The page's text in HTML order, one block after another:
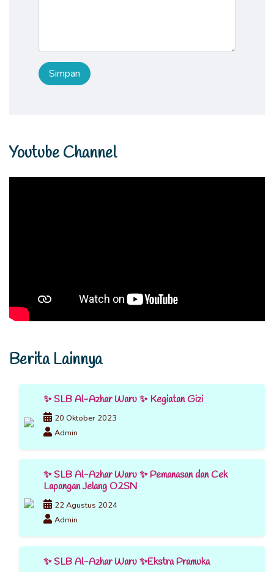
Youtube Channel
Berita Lainnya
✨ SLB Al-Azhar Waru ✨ Kegiatan Gizi
20 Oktober 2023
Admin
✨ SLB Al-Azhar Waru ✨ Pemanasan dan Cek
Lapangan Jelang O2SN
22 Agustus 2024
Admin
✨ SLB Al-Azhar Waru ✨Ekstra Pramuka